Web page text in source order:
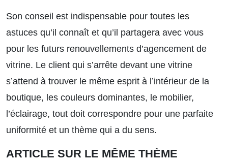
Son conseil est indispensable pour toutes les
astuces qu’il connaît et qu’il partagera avec vous
pour les futurs renouvellements d’agencement de
vitrine. Le client qui s’arrête devant une vitrine
s’attend à trouver le même esprit à l’intérieur de la
boutique, les couleurs dominantes, le mobilier,
l’éclairage, tout doit correspondre pour une parfaite
uniformité et un thème qui a du sens.
ARTICLE SUR LE MÊME THÈME